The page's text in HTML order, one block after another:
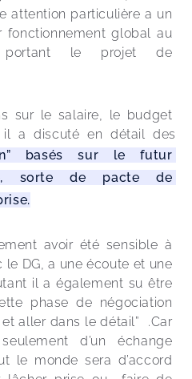
attention particulière a un
fonctionnement global au
le projet de
sur le salaire, le budget
il a discuté en détail des
basés sur le futur
sorte de pacte de
avoir été sensible à
le DG, a une écoute et une
il a également su être
phase de négociation
aller dans le détail”  .Car
d’un échange
le monde sera d’accord